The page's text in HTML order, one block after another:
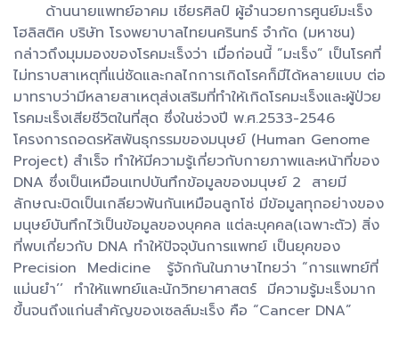
ด้านนายแพทย์อาคม เชียรศิลป์ ผู้อำนวยการศูนย์มะเร็ง
โฮลิสติค บริษัท โรงพยาบาลไทยนครินทร์ จำกัด (มหาชน)
กล่าวถึงมุมมองของโรคมะเร็งว่า เมื่อก่อนนี้ ”มะเร็ง” เป็นโรคที่
ไม่ทราบสาเหตุที่แน่ชัดและกลไกการเกิดโรคก็มีได้หลายแบบ ต่อ
มาทราบว่ามีหลายสาเหตุส่งเสริมที่ทำให้เกิดโรคมะเร็งและผู้ป่วย
โรคมะเร็งเสียชีวิตในที่สุด ซึ่งในช่วงปี พ.ศ.2533-2546
โครงการถอดรหัสพันธุกรรมของมนุษย์ (Human Genome
Project) สำเร็จ ทำให้มีความรู้เกี่ยวกับกายภาพและหน้าที่ของ
DNA ซึ่งเป็นเหมือนเทปบันทึกข้อมูลของมนุษย์ 2 สายมี
ลักษณะบิดเป็นเกลียวพันกันเหมือนลูกโซ่ มีข้อมูลทุกอย่างของ
มนุษย์บันทึกไว้เป็นข้อมูลของบุคคล แต่ละบุคคล(เฉพาะตัว) สิ่ง
ที่พบเกี่ยวกับ DNA ทำให้ปัจจุบันการแพทย์ เป็นยุคของ
Precision Medicine รู้จักกันในภาษาไทยว่า “การแพทย์ที่
แม่นยำ’’ ทำให้แพทย์และนักวิทยาศาสตร์ มีความรู้มะเร็งมาก
ขึ้นจนถึงแก่นสำคัญของเซลล์มะเร็ง คือ “Cancer DNA”